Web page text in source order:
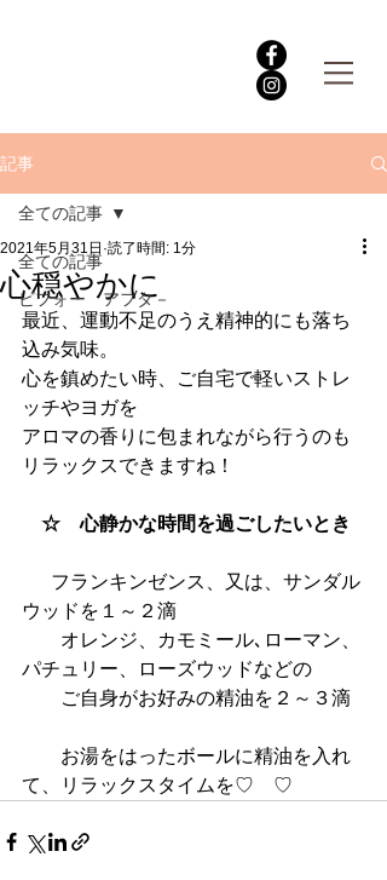
記事
全ての記事
ビフォー アフタ－
全ての記事
心穏やかに
2021年5月31日 読了時間: 1分
最近、運動不足のうえ精神的にも落ち
込み気味。
心を鎮めたい時、ご自宅で軽いストレ
ッチやヨガを
アロマの香りに包まれながら行うのも
リラックスできますね！
☆　心静かな時間を過ごしたいとき
ウッドを１～２滴
オレンジ、カモミール､ローマン、
パチュリー、ローズウッドなどの
ご自身がお好みの精油を２～３滴
お湯をはったボールに精油を入れ
て、リラックスタイムを♡　♡